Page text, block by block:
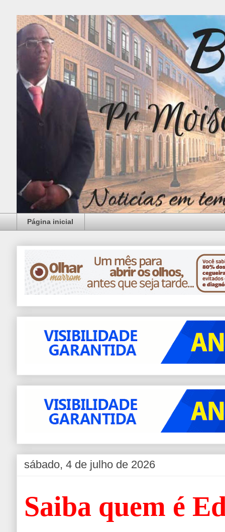
Página inicial
sábado, 4 de julho de 2026
Saiba quem é